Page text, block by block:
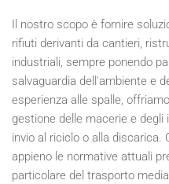
Il nostro scopo è fornire
rifiuti derivanti da cantieri,
industriali, sempre ponendo
salvaguardia dell'ambiente e
esperienza alle spalle,
gestione delle macerie e
invio al riciclo o alla
appieno le normative attuali
particolare del trasporto